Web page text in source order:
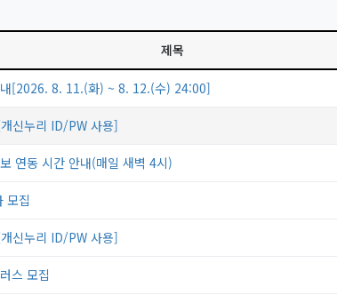
제목
내[2026. 8. 11.(화) ~ 8. 12.(수) 24:00]
신누리 ID/PW 사용]
연동 시간 안내(매일 새벽 4시)
모집
신누리 ID/PW 사용]
스 모집